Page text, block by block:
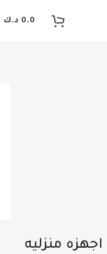
0.0 د.ك
اجهزه منزليه